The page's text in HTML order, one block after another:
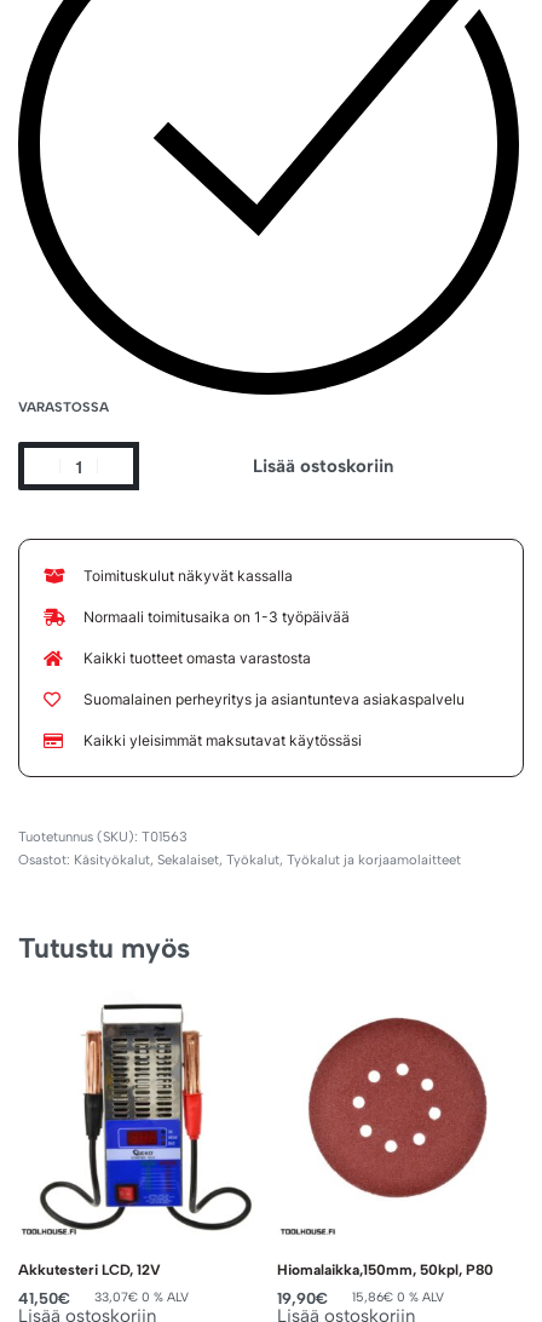
VARASTOSSA
Lisää ostoskoriin
Toimituskulut näkyvät kassalla
Normaali toimitusaika on 1-3 työpäivää
Kaikki tuotteet omasta varastosta
Suomalainen perheyritys ja asiantunteva asiakaspalvelu
Kaikki yleisimmät maksutavat käytössäsi
T01563
Osastot: Käsityökalut, Sekalaiset, Työkalut, Työkalut ja korjaamolaitteet
Tutustu myös
Akkutesteri LCD, 12V
41,50€ 33,07€ 0 % ALV
Lisää ostoskoriin
Hiomalaikka,150mm, 50kpl, P80
19,90€ 15,86€ 0 % ALV
Lisää ostoskoriin